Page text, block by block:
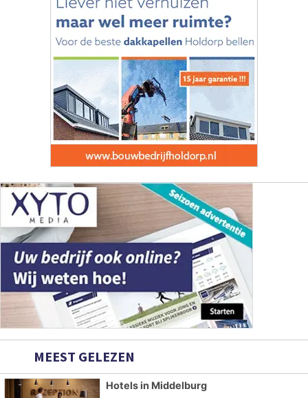
MEEST GELEZEN
Hotels in Middelburg